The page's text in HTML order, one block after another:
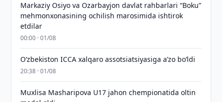
Markaziy Osiyo va Ozarbayjon davlat rahbarlari “Boku”
mehmonxonasining ochilish marosimida ishtirok
etdilar
00:00 · 01/08
O‘zbekiston ICCA xalqaro assotsiatsiyasiga aʼzo bo‘ldi
20:38 · 01/08
Muxlisa Masharipova U17 jahon chempionatida oltin